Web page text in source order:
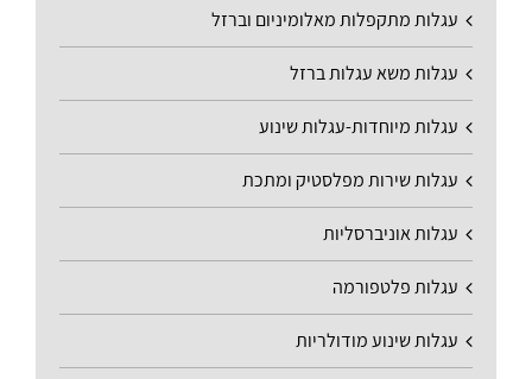
עגלות מתקפלות מאלומיניום וברזל
עגלות משא עגלות ברזל
עגלות מיוחדות-עגלות שינוע
עגלות שירות מפלסטיק ומתכת
עגלות אוניברסליות
עגלות פלטפורמה
עגלות שינוע מודולריות